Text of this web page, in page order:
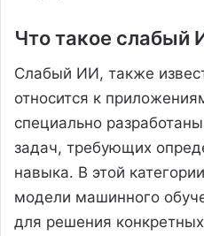
Что такое слабый
Слабый ИИ, также
относится к
специально
задач, требующих
навыка. В этой
модели машинного
для решения